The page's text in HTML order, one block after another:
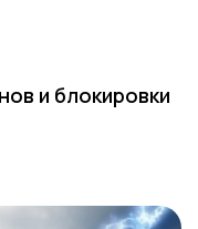
и блокировки